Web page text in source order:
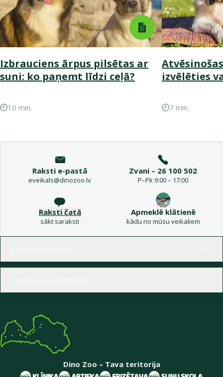
Izbrauciens ārpus pilsētas ar
suni: ko paņemt līdzi ceļā?
10 min.
izvēlēties
7 min.
Raksti e-pastā
eveikals@dinozoo.lv
Zvani – 26 100 502
P–Pk 9:00 – 17:00
Raksti čatā
sākt saraksti
Apmeklē klātienē
kādu no mūsu veikaliem
Dino Zoo – Tava teritorija